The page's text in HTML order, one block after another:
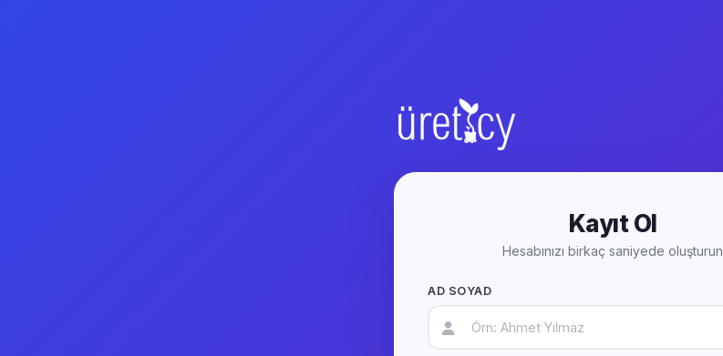
Kayıt Ol
Hesabınızı birkaç saniyede oluşturun
AD SOYAD